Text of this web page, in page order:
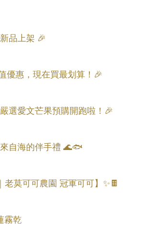
品上架 🎉
優惠，現在買最划算！🎉
選愛文芒果預購開跑啦！🎉
自海的伴手禮 🌊🐟
老莫可可農園 冠軍可可】✨🍫
霧乾